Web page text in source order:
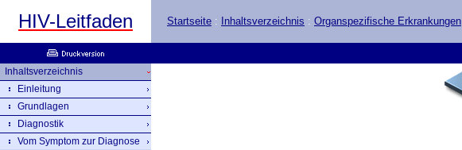
HIV-Leitfaden Startseite : Inhaltsverzeichnis : Organspezifische Erkrankungen
Inhaltsverzeichnis
Einleitung
Grundlagen
Diagnostik
Vom Symptom zur Diagnose